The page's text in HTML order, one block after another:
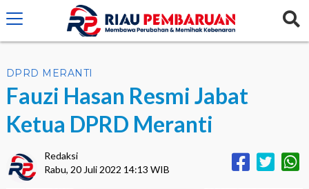
crossorigin="anonymous">
DPRD MERANTI
Fauzi Hasan Resmi Jabat
Ketua DPRD Meranti
Redaksi
Rabu, 20 Juli 2022 14:13 WIB